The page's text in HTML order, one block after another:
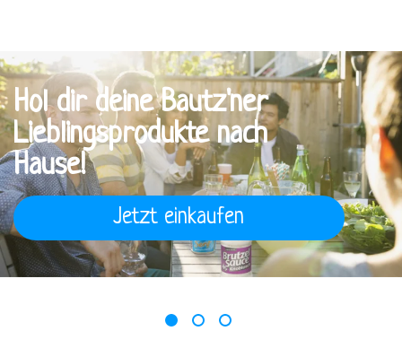
Hol dir deine Bautz'ner
Lieblingsprodukte nach
Hause!
Jetzt einkaufen
1 2 3